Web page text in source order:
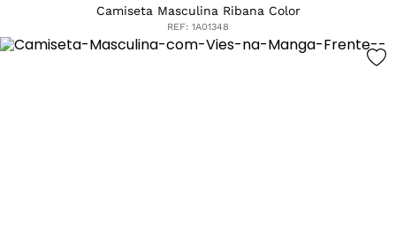
Camiseta Masculina Ribana Color
REF: 1A01348